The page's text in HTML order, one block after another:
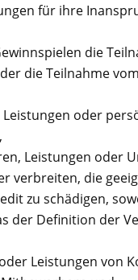
für ihre
die
die Teilnahme
oder
Leistungen oder
verbreiten, die
zu schädigen,
der Definition der
Leistungen von